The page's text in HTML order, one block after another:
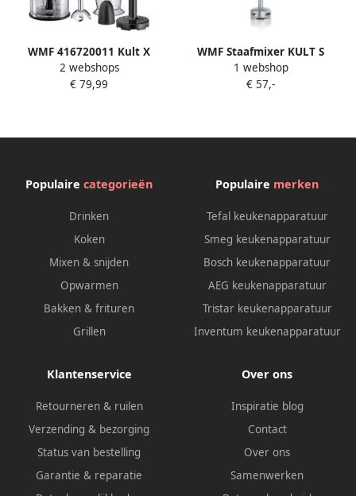
WMF 416720011 Kult X
Staafmixer Zwart
2 webshops
€ 79,99
WMF Staafmixer KULT S
1 webshop
€ 57,-
Populaire categorieën
Drinken
Koken
Mixen & snijden
Opwarmen
Bakken & frituren
Grillen
Populaire merken
Tefal keukenapparatuur
Smeg keukenapparatuur
Bosch keukenapparatuur
AEG keukenapparatuur
Tristar keukenapparatuur
Inventum keukenapparatuur
Klantenservice
Retourneren & ruilen
Verzending & bezorging
Status van bestelling
Garantie & reparatie
Over ons
Inspiratie blog
Contact
Over ons
Samenwerken